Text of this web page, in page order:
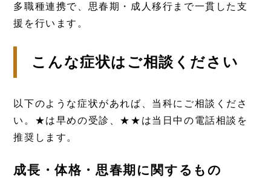
多職種連携で、思春期・成人移行まで一貫した支
援を行います。
こんな症状はご相談ください
以下のような症状があれば、当科にご相談くださ
い。★は早めの受診、★★は当日中の電話相談を
推奨します。
成長・体格・思春期に関するもの